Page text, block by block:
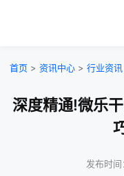
首页 > 资讯中心 > 行业资讯
深度精通!微乐
发布时